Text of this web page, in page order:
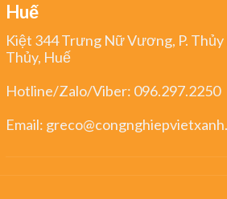
Huế
Kiệt 344 Trưng Nữ Vương, P.
Thủy, Huế
Hotline/Zalo/Viber: 096.297.2250
Email: